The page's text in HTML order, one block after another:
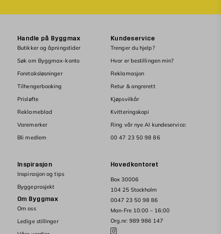
Hovedkontoret
Box 30006
104 25 Stockholm
0047 23 50 98 86
Man-Fre 10:00 – 16:00
Org.nr: 989 986 147
Handle på Byggmax
Butikker og åpningstider
Søk om Byggmax-konto
Foretaksløsninger
Tilhengerbooking
Prisløfte
Reklameblad
Varemerker
Bli medlem
Kundeservice
Trenger du hjelp?
Hvor er bestillingen min?
Reklamasjon
Retur & angrerett
Kjøpsvilkår
Kvitteringskopi
Ring vår nye AI kundeservice:
00 47 23 50 98 86
Inspirasjon
Inspirasjon og tips
Byggeprosjekt
Om Byggmax
Om oss
Ledige stillinger